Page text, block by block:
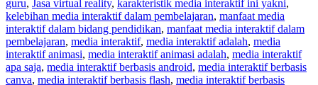
guru, Jasa virtual reality, karakteristik media interaktif ini yakni,
kelebihan media interaktif dalam pembelajaran, manfaat media
interaktif dalam bidang pendidikan, manfaat media interaktif dalam
pembelajaran, media interaktif, media interaktif adalah, media
interaktif animasi, media interaktif animasi adalah, media interaktif
apa saja, media interaktif berbasis android, media interaktif berbasis
canva, media interaktif berbasis flash, media interaktif berbasis